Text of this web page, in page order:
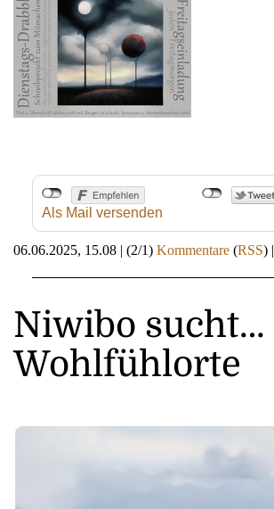
Als Mail versenden
06.06.2025, 15.08 | (2/1) Kommentare (RSS) |
Niwibo sucht…
Wohlfühlorte